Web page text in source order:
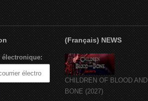
électronique:
(Français) NEWS
CHILDREN OF BLOOD AND
BONE (2027)